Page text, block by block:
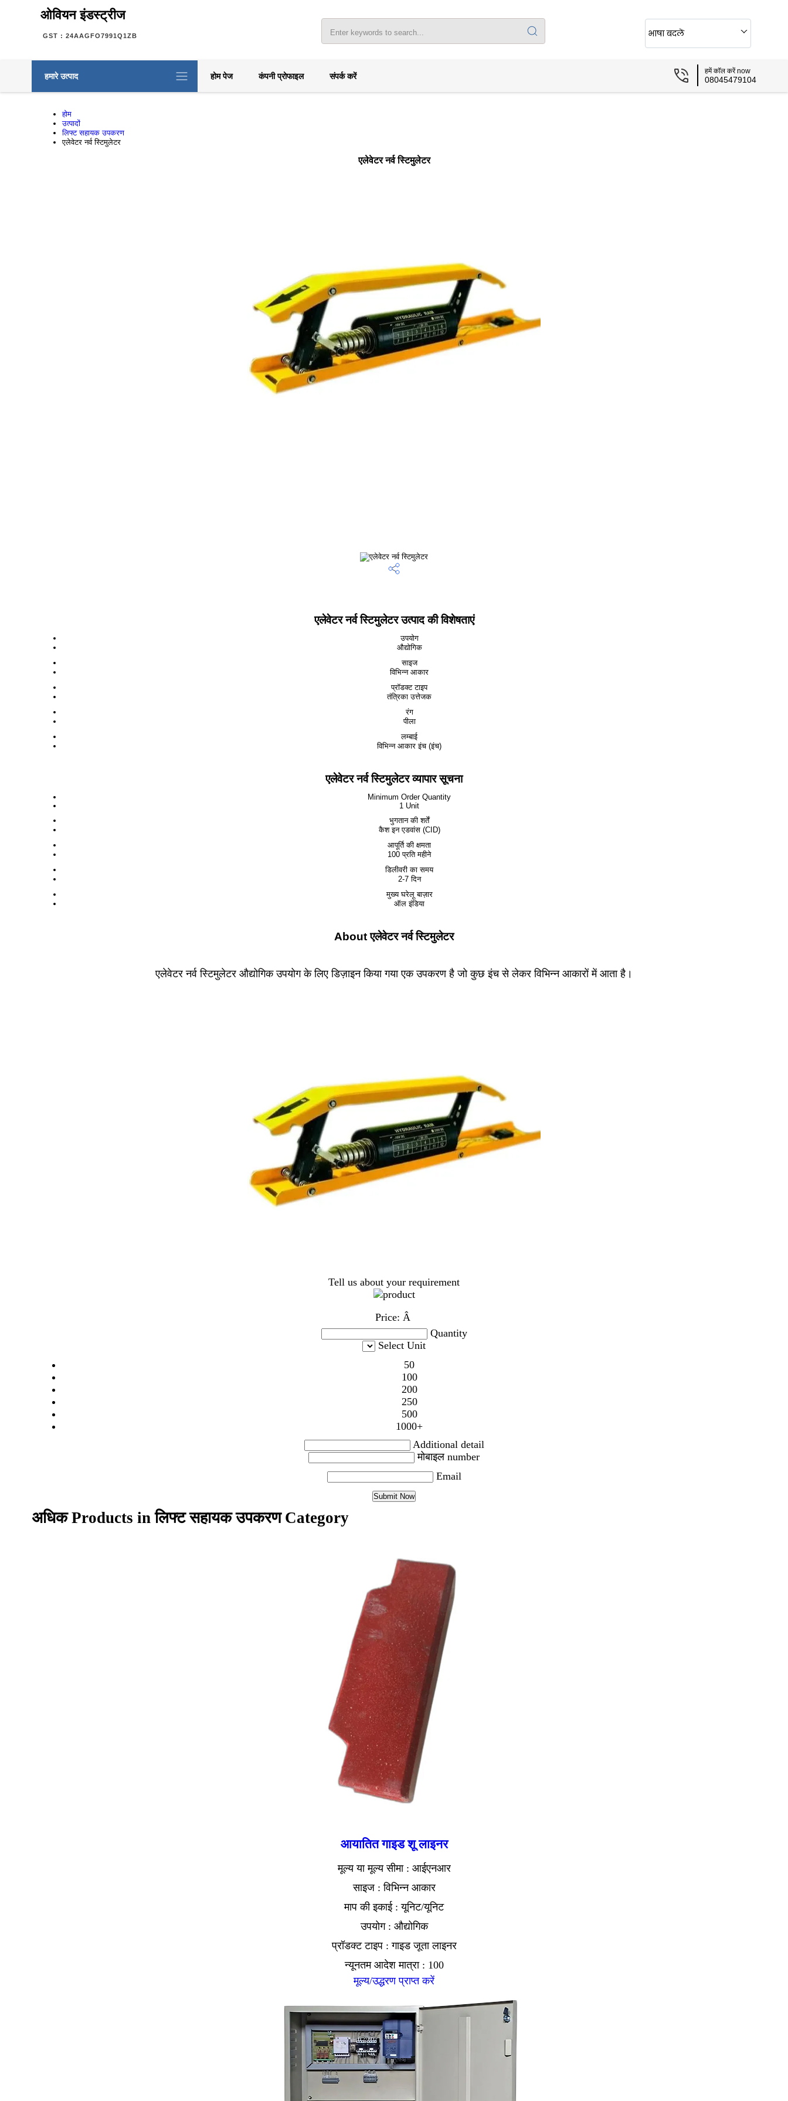
ओवियन इंडस्ट्रीज
GST : 24AAGFO7991Q1ZB भाषा बदलें
हमारे उत्पाद होम पेज कंपनी प्रोफाइल संपर्क करें
हमें कॉल करें now
08045479104
होम
उत्पादों
लिफ्ट सहायक उपकरण
एलेवेटर नर्व स्टिमुलेटर
एलेवेटर नर्व स्टिमुलेटर
एलेवेटर नर्व स्टिमुलेटर उत्पाद की विशेषताएं
उपयोग
औद्योगिक
साइज
विभिन्न आकार
प्रॉडक्ट टाइप
तंत्रिका उत्तेजक
रंग
पीला
लम्बाई
विभिन्न आकार इंच (इंच)
एलेवेटर नर्व स्टिमुलेटर व्यापार सूचना
Minimum Order Quantity
1 Unit
भुगतान की शर्तें
कैश इन एडवांस (CID)
आपूर्ति की क्षमता
100 प्रति महीने
डिलीवरी का समय
2-7 दिन
मुख्य घरेलू बाज़ार
ऑल इंडिया
About एलेवेटर नर्व स्टिमुलेटर
एलेवेटर नर्व स्टिमुलेटर औद्योगिक उपयोग के लिए डिज़ाइन किया गया एक उपकरण है जो कुछ इंच से लेकर विभिन्न आकारों में आता है।
Tell us about your requirement
Price: Â
Quantity
Select Unit
50
100
200
250
500
1000+
Additional detail
मोबाइल number
Email
अधिक Products in लिफ्ट सहायक उपकरण Category
आयातित गाइड शू लाइनर
मूल्य या मूल्य सीमा : आईएनआर
साइज : विभिन्न आकार
माप की इकाई : यूनिट/यूनिट
उपयोग : औद्योगिक
प्रॉडक्ट टाइप : गाइड जूता लाइनर
न्यूनतम आदेश मात्रा : 100
मूल्य/उद्धरण प्राप्त करें